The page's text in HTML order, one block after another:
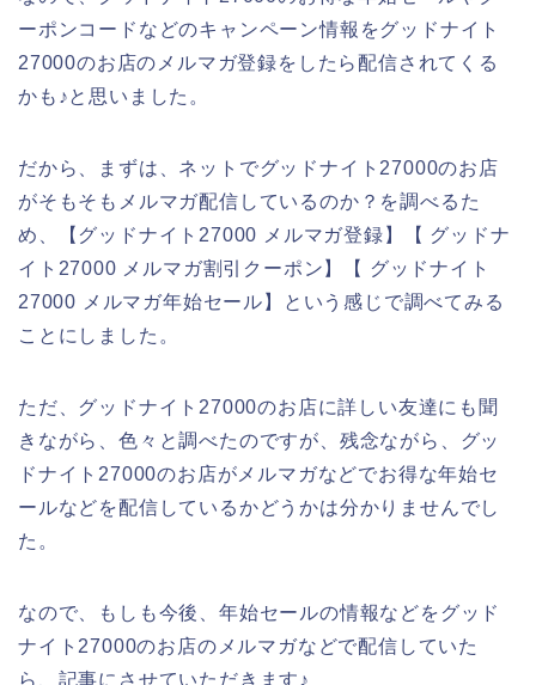
ーポンコードなどのキャンペーン情報をグッドナイト
27000のお店のメルマガ登録をしたら配信されてくる
かも♪と思いました。
だから、まずは、ネットでグッドナイト27000のお店
がそもそもメルマガ配信しているのか？を調べるた
め、【グッドナイト27000 メルマガ登録】【 グッドナ
イト27000 メルマガ割引クーポン】【 グッドナイト
27000 メルマガ年始セール】という感じで調べてみる
ことにしました。
ただ、グッドナイト27000のお店に詳しい友達にも聞
きながら、色々と調べたのですが、残念ながら、グッ
ドナイト27000のお店がメルマガなどでお得な年始セ
ールなどを配信しているかどうかは分かりませんでし
た。
なので、もしも今後、年始セールの情報などをグッド
ナイト27000のお店のメルマガなどで配信していた
ら、記事にさせていただきます♪